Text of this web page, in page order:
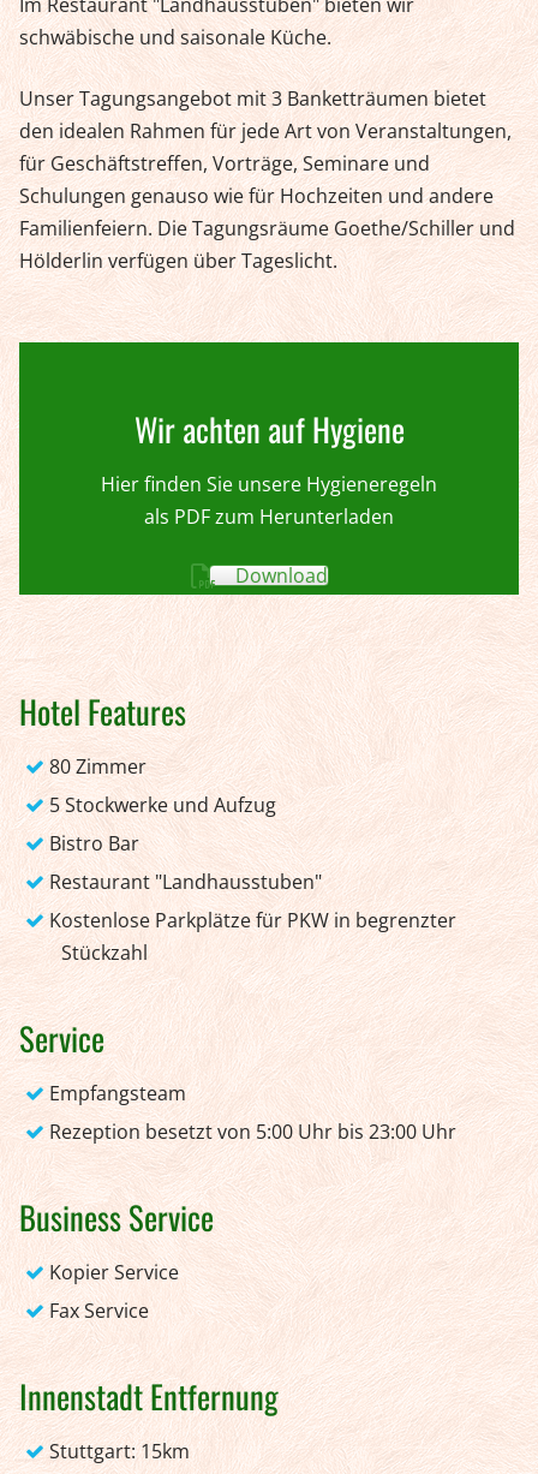
schwäbische und saisonale Küche.
Unser Tagungsangebot mit 3 Banketträumen bietet
den idealen Rahmen für jede Art von Veranstaltungen,
für Geschäftstreffen, Vorträge, Seminare und
Schulungen genauso wie für Hochzeiten und andere
Familienfeiern. Die Tagungsräume Goethe/Schiller und
Hölderlin verfügen über Tageslicht.
Wir achten auf Hygiene
Hier finden Sie unsere Hygieneregeln
als PDF zum Herunterladen
Download
Hotel Features
80 Zimmer
5 Stockwerke und Aufzug
Bistro Bar
Restaurant "Landhausstuben"
Kostenlose Parkplätze für PKW in begrenzter
Stückzahl
Service
Empfangsteam
Rezeption besetzt von 5:00 Uhr bis 23:00 Uhr
Business Service
Kopier Service
Fax Service
Innenstadt Entfernung
Stuttgart: 15km